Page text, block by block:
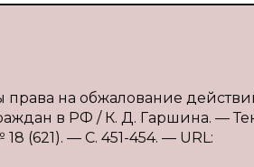
права на обжалование
в РФ / К. Д. Гаршина. —
(621). — С. 451-454. — URL: